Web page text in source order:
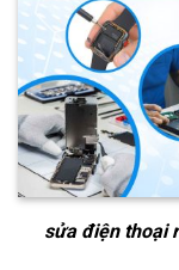
sửa điện thoại